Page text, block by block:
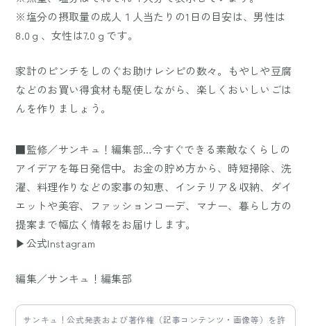
※塩分の摂取量の成人１人当たりの1日の目安は、男性は
8.0ｇ、女性は7.0ｇです。
家計のピンチをしのぐお助けレシピの数々。もやしや豆腐
などのお買い得食材も駆使しながら、楽しくおいしいごは
んを作りましょう。
■監修／サンキュ！編集部…今すぐできる素敵なくらしの
アイデアを毎日発信中。お金の貯め方から、時短掃除、洗
濯、料理作りなどの家事の知恵、インテリア＆収納、ダイ
エットや美容、ファッションコーデ、マナー、暮らし方の
提案まで幅広く情報をお届けします。
▶公式Instagram
編集／サンキュ！編集部
サンキュ！公式発表および著作権（記事コンテンツ・画像等）を許